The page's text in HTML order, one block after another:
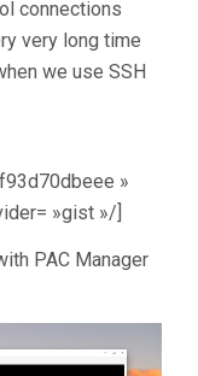
connections
very long time
we use SSH
»
»gist »/]
PAC Manager